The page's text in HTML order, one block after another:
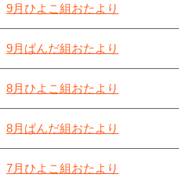
9月ひよこ組おたより
9月ぱんだ組おたより
8月ひよこ組おたより
8月ぱんだ組おたより
7月ひよこ組おたより